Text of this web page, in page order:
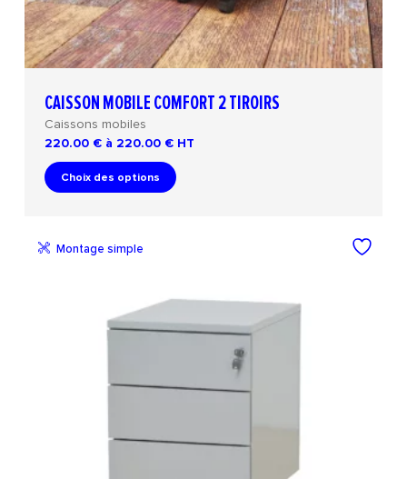
CAISSON MOBILE COMFORT 2 TIROIRS
Caissons mobiles
220.00 € à 220.00 € HT
Choix des options
Montage simple